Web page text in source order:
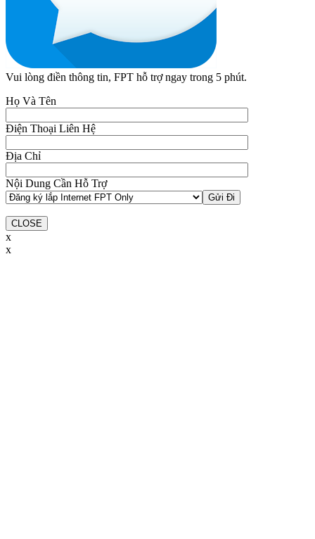
Vui lòng điền thông tin, FPT hỗ trợ ngay trong 5 phút.
Họ Và Tên
Điện Thoại Liên Hệ
Địa Chỉ
Nội Dung Cần Hỗ Trợ
CLOSE
x
x